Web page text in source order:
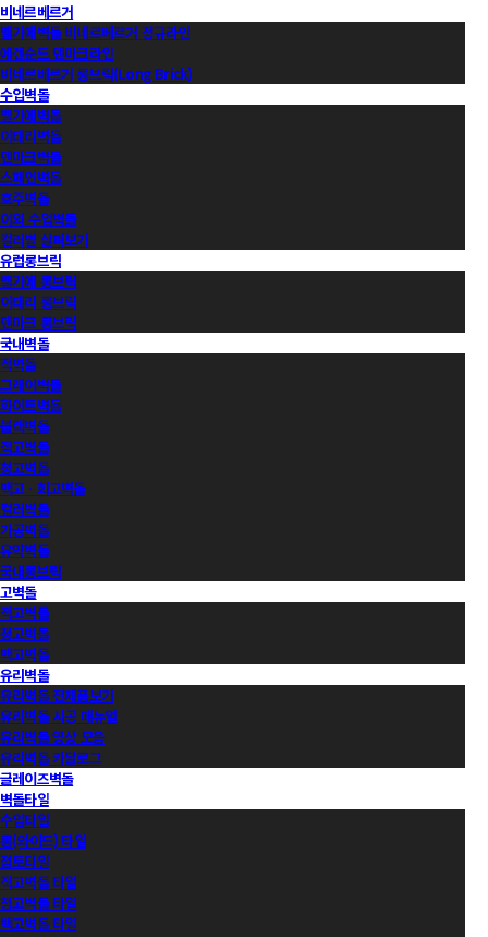
비네르베르거
벨기에벽돌 비네르베르거 정규라인
에겐순드 덴마크라인
비네르베르거 롱브릭(Long Brick)
수입벽돌
벨기에벽돌
이태리벽돌
덴마크벽돌
스페인벽돌
호주벽돌
이외 수입벽돌
컬러별 살펴보기
유럽롱브릭
벨기에 롱브릭
이태리 롱브릭
덴마크 롱브릭
국내벽돌
적벽돌
그레이벽돌
화이트벽돌
블랙벽돌
적고벽돌
청고벽돌
백고ㆍ회고벽돌
컬러벽돌
가공벽돌
유약벽돌
국내롱브릭
고벽돌
적고벽돌
청고벽돌
백고벽돌
유리벽돌
유리벽돌 전제품보기
유리벽돌 시공 매뉴얼
유리벽돌 영상 모음
유리벽돌 카달로그
글레이즈벽돌
벽돌타일
수입타일
롱(와이드) 타일
점토타일
적고벽돌 타일
청고벽돌 타일
백고벽돌 타일